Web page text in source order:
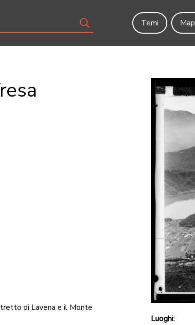
Temi
di Lavena e il Monte
Luoghi: